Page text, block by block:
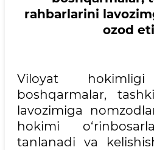
rahbarlarini
ozod
Viloyat
boshqarmalar,
lavozimiga
hokimi
tanlanadi va